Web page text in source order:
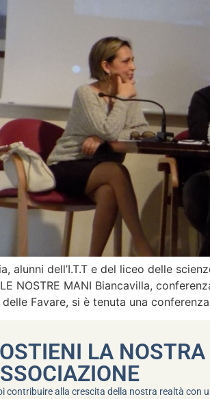
alunni dell’I.T.T e del liceo delle
NOSTRE MANI Biancavilla,
Favare, si è tenuta una
LA NOSTRA
contribuire alla crescita della nostra realtà con